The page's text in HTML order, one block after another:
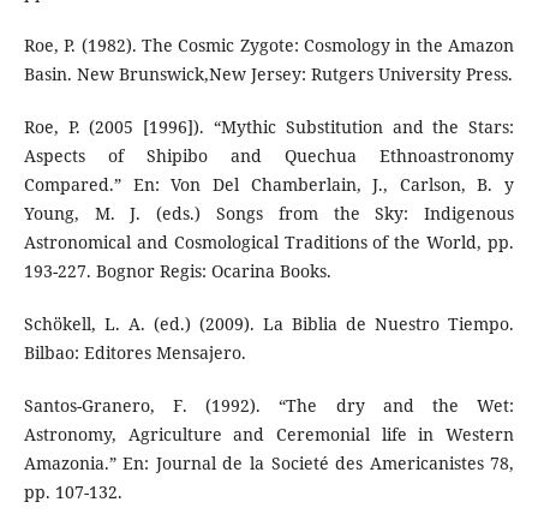
Roe, P. (1982). The Cosmic Zygote: Cosmology in the Amazon
Basin. New Brunswick,New Jersey: Rutgers University Press.
Roe, P. (2005 [1996]). “Mythic Substitution and the Stars:
Aspects of Shipibo and Quechua Ethnoastronomy
Compared.” En: Von Del Chamberlain, J., Carlson, B. y
Young, M. J. (eds.) Songs from the Sky: Indigenous
Astronomical and Cosmological Traditions of the World, pp.
193-227. Bognor Regis: Ocarina Books.
Schökell, L. A. (ed.) (2009). La Biblia de Nuestro Tiempo.
Bilbao: Editores Mensajero.
Santos-Granero, F. (1992). “The dry and the Wet:
Astronomy, Agriculture and Ceremonial life in Western
Amazonia.” En: Journal de la Societé des Americanistes 78,
pp. 107-132.